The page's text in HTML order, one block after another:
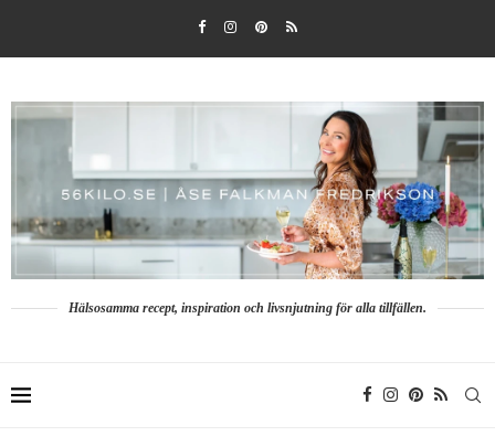
Hälsosamma recept, inspiration och livsnjutning för alla tillfällen.